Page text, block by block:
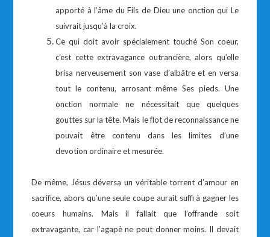
apporté à l’âme du Fils de Dieu une onction qui Le
suivrait jusqu’à la croix.
Ce qui doit avoir spécialement touché Son coeur,
c’est cette extravagance outrancière, alors qu’elle
brisa nerveusement son vase d’albâtre et en versa
tout le contenu, arrosant même Ses pieds. Une
onction normale ne nécessitait que quelques
gouttes sur la tête. Mais le flot de reconnaissance ne
pouvait être contenu dans les limites d’une
devotion ordinaire et mesurée.
De même, Jésus déversa un véritable torrent d’amour en
sacrifice, abors qu’une seule coupe aurait suffi à gagner les
coeurs humains. Mais il fallait que l’offrande soit
extravagante, car l’agapè ne peut donner moins. Il devait